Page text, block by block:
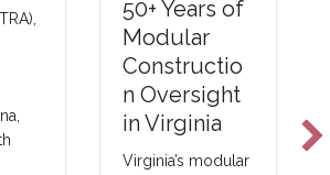
of
Methods &
Emerging
NFPA-275
Foam Plastic
Technologie
s